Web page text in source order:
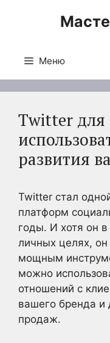
Меню
Twitter для
развития
Twitter стал
платформ
годы. И хотя он в
личных целях,
мощным
можно
отношений с
вашего бренда и
продаж.